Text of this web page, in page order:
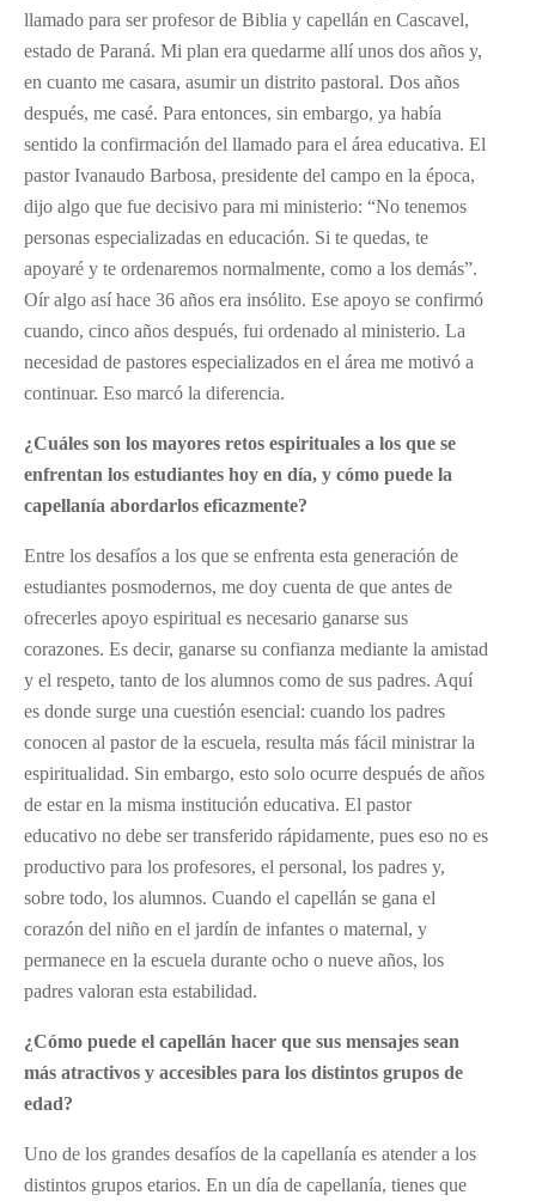
llamado para ser profesor de Biblia y capellán en Cascavel,
estado de Paraná. Mi plan era quedarme allí unos dos años y,
en cuanto me casara, asumir un distrito pastoral. Dos años
después, me casé. Para entonces, sin embargo, ya había
sentido la confirmación del llamado para el área educativa. El
pastor Ivanaudo Barbosa, presidente del campo en la época,
dijo algo que fue decisivo para mi ministerio: “No tenemos
personas especializadas en educación. Si te quedas, te
apoyaré y te ordenaremos normalmente, como a los demás”.
Oír algo así hace 36 años era insólito. Ese apoyo se confirmó
cuando, cinco años después, fui ordenado al ministerio. La
necesidad de pastores especializados en el área me motivó a
continuar. Eso marcó la diferencia.
¿Cuáles son los mayores retos espirituales a los que se
enfrentan los estudiantes hoy en día, y cómo puede la
capellanía abordarlos eficazmente?
Entre los desafíos a los que se enfrenta esta generación de
estudiantes posmodernos, me doy cuenta de que antes de
ofrecerles apoyo espiritual es necesario ganarse sus
corazones. Es decir, ganarse su confianza mediante la amistad
y el respeto, tanto de los alumnos como de sus padres. Aquí
es donde surge una cuestión esencial: cuando los padres
conocen al pastor de la escuela, resulta más fácil ministrar la
espiritualidad. Sin embargo, esto solo ocurre después de años
de estar en la misma institución educativa. El pastor
educativo no debe ser transferido rápidamente, pues eso no es
productivo para los profesores, el personal, los padres y,
sobre todo, los alumnos. Cuando el capellán se gana el
corazón del niño en el jardín de infantes o maternal, y
permanece en la escuela durante ocho o nueve años, los
padres valoran esta estabilidad.
¿Cómo puede el capellán hacer que sus mensajes sean
más atractivos y accesibles para los distintos grupos de
edad?
Uno de los grandes desafíos de la capellanía es atender a los
distintos grupos etarios. En un día de capellanía, tienes que